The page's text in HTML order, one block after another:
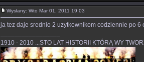
Wysłany: Wto Mar 01, 2011 19:03
ja tez daje srednio 2 uzytkownikom codziennie po
1910 - 2010 ...STO LAT HISTORII KTÓRĄ WY